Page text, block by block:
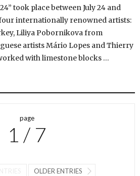
took place between July 24 and
internationally renowned artists:
Liliya Pobornikova from
artists Mário Lopes and Thierry
with limestone blocks …
page
1 / 7
OLDER ENTRIES